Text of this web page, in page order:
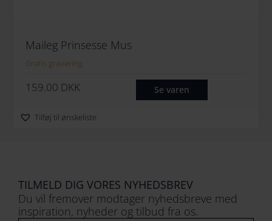
Maileg Prinsesse Mus
Gratis gravering
159.00 DKK Se varen
Tilføj til ønskeliste
TILMELD DIG VORES NYHEDSBREV
Du vil fremover modtager nyhedsbreve med
inspiration, nyheder og tilbud fra os.